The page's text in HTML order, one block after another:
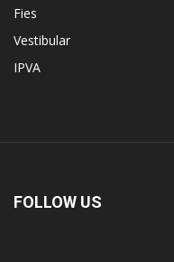
Fies
Vestibular
IPVA
FOLLOW US